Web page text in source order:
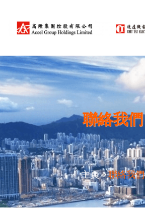
聯絡我們
主頁 聯絡我們